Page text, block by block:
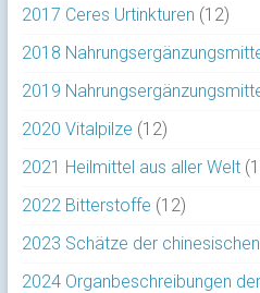
2017 Ceres Urtinkturen (12)
2018
2019
2020 Vitalpilze (12)
2021 Heilmittel aus aller Welt
2022 Bitterstoffe (12)
2023 Schätze der
2024 Organbeschreibungen